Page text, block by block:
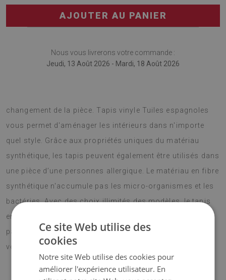
AJOUTER AU PANIER
Nous vous livrerons votre commande :
Jeudi, 13 Août 2026 - Mardi, 18 Août 2026
changement de la pièce. Tapis vinyle Tuiles espagnoles
vous permet d'aménager les intérieurs dans n'importe
quel style. Grâce aux propriétés uniques du matériau
synthétique, les tapis peuvent également être utilisés dans
une pièce d’une personnes allergique. Le matériau en fibre
synthétique n'accumule pas les micro-organismes et les
bactéries. Avec des choix illimités des modèles, le tapis
en PVC est un accessoire moderne. Cela vaut la peine de
parier sur la modernité et de choisir une parfaite pour
votre intérieur. Concevez votre salon avec une idée !
Ce site Web utilise des
cookies
Notre site Web utilise des cookies pour
améliorer l'expérience utilisateur. En